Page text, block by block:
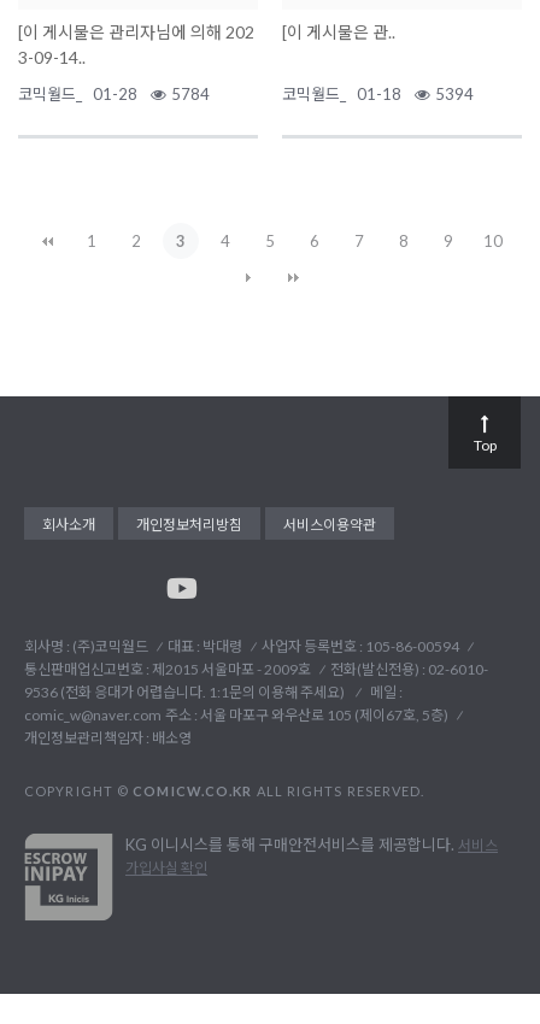
[이 게시물은 관리자님에 의해 202
3-09-14..
코믹월드_ 01-28 5784
[이 게시물은 관..
코믹월드_ 01-18 5394
1 2 3 4 5 6 7 8 9 10
회사소개 개인정보처리방침 서비스이용약관
회사명 : (주)코믹월드 대표 : 박대령
사업자 등록번호 : 105-86-00594
통신판매업신고번호 : 제2015 서울마포 - 2009호
전화(발신전용) : 02-6010-
9536 (전화 응대가 어렵습니다. 1:1문의 이용해 주세요)
메일 :
comic_w@naver.com 주소 : 서울 마포구 와우산로 105 (제이67호, 5층)
개인정보관리책임자 : 배소영
COPYRIGHT © COMICW.CO.KR ALL RIGHTS RESERVED.
KG 이니시스를 통해 구매안전서비스를 제공합니다. 서비스
가입사실 확인
Top